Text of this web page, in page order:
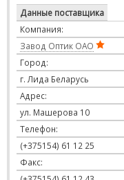
Данные поставщика
Компания:
Завод Оптик ОАО
Город:
г. Лида Беларусь
Адрес:
ул. Машерова 10
Телефон:
(+375154) 61 12 25
Факс: